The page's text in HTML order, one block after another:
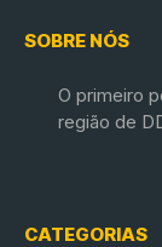
SOBRE NÓS
O primeiro
região de
CATEGORIAS